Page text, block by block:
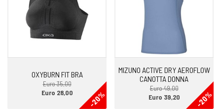
OXYBURN FIT BRA
Euro 35,00
-20%
Euro 28,00
MIZUNO ACTIVE DRY AEROFLOW
CANOTTA DONNA
Euro 49,00
-20%
Euro 39,20